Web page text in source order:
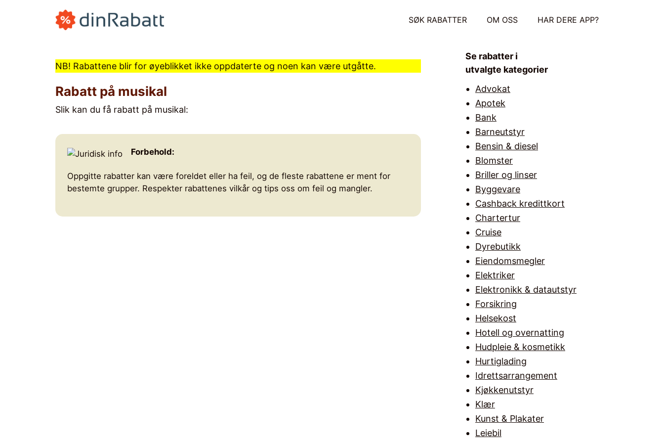
SØK RABATTER OM OSS HAR DERE APP?
NB! Rabattene blir for øyeblikket ikke oppdaterte og noen kan være utgåtte.
rabatt på musikal
Slik kan du få rabatt på musikal:
Forbehold:
Oppgitte rabatter kan være foreldet eller ha feil, og de fleste rabattene er ment for
bestemte grupper. Respekter rabattenes vilkår og tips oss om feil og mangler.
Se rabatter i
utvalgte kategorier
Advokat
Apotek
Bank
Barneutstyr
Bensin & diesel
Blomster
Briller og linser
Byggevare
Cashback kredittkort
Chartertur
Cruise
Dyrebutikk
Eiendomsmegler
Elektriker
Elektronikk & datautstyr
Forsikring
Helsekost
Hotell og overnatting
Hudpleie & kosmetikk
Hurtiglading
Idrettsarrangement
Kjøkkenutstyr
Klær
Kunst & Plakater
Leiebil